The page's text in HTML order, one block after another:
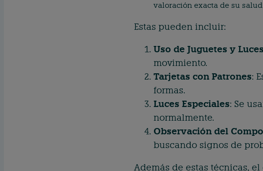
valoración exacta de su salud
Estas pueden incluir:
Uso de Juguetes y Luces
movimiento.
Tarjetas con Patrones:
formas.
Luces Especiales: Se
normalmente.
Observación del
buscando signos de
Además de estas técnicas,